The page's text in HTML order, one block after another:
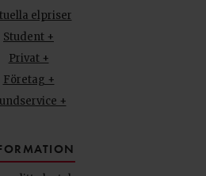
elpriser
Student +
Privat +
Företag +
+